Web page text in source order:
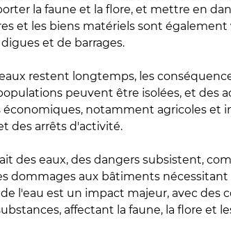
la faune et la flore, et mettre en
et les biens matériels sont également
et de barrages.
restent longtemps, les
peuvent être isolées, et des
économiques, notamment agricoles et
des arrêts d'activité.
des eaux, des dangers subsistent,
dommages aux bâtiments
l'eau est un impact majeur, avec des
affectant la faune, la flore et